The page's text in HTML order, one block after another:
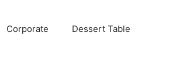
Corporate Dessert Table